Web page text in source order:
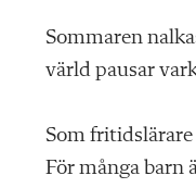
Sommaren
värld pausar
Som
För många barn